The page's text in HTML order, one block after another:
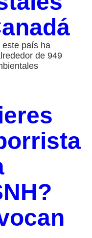
este país ha
de 949